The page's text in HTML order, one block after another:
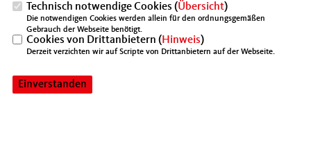
@2026 MIT Südbaden
Alle Rechte vorbehalten.
Realisation: Sharkness Media GmbH
& Co. KG
Technisch notwendige Cookies (Übersicht)
Die notwendigen Cookies werden allein für den ordnungsgemäßen
Gebrauch der Webseite benötigt.
Cookies von Drittanbietern ( Hinweis)
Derzeit verzichten wir auf Scripte von Drittanbietern auf der Webseite.
Einverstanden